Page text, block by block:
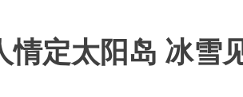
情定太阳岛 冰雪